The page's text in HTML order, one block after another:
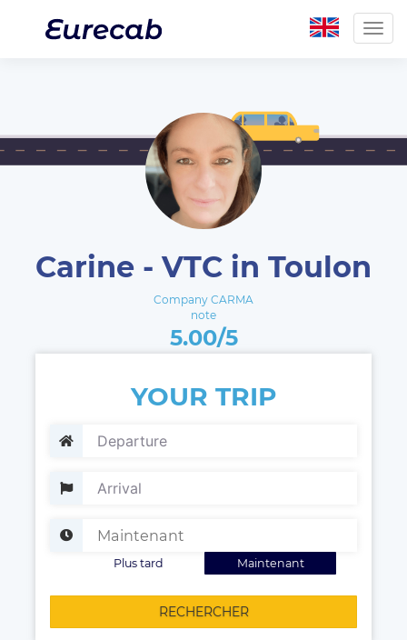
Carine - VTC in Toulon
Company CARMA
note
5.00/5
YOUR TRIP
Maintenant
Plus tard
RECHERCHER